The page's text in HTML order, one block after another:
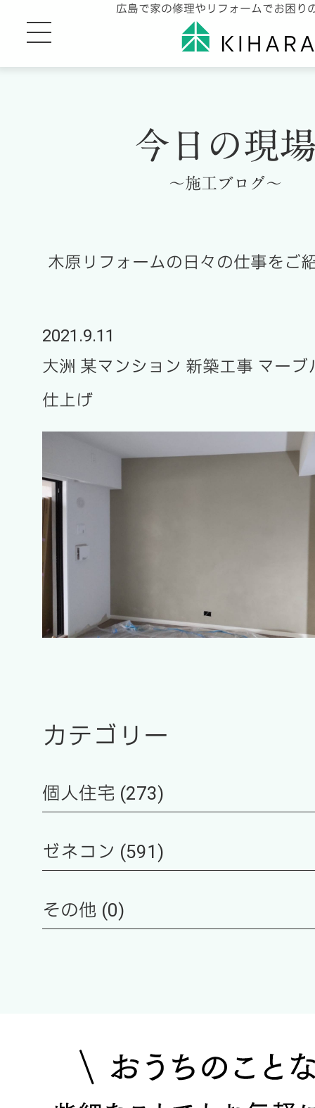
広島で家の修理やリフォームでお困り
今日の現
～施工ブログ～
木原リフォームの日々の仕事をご
2021.9.11
大洲 某マンション 新築工事 マーブ
仕上げ
カテゴリー
個人住宅 (273)
ゼネコン (591)
その他 (0)